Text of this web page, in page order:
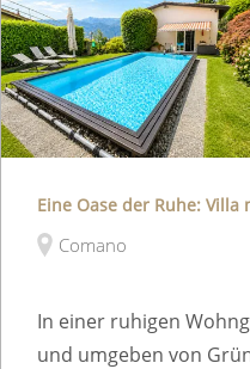
Eine Oase der Ruhe:
Comano
In einer ruhigen
und umgeben von